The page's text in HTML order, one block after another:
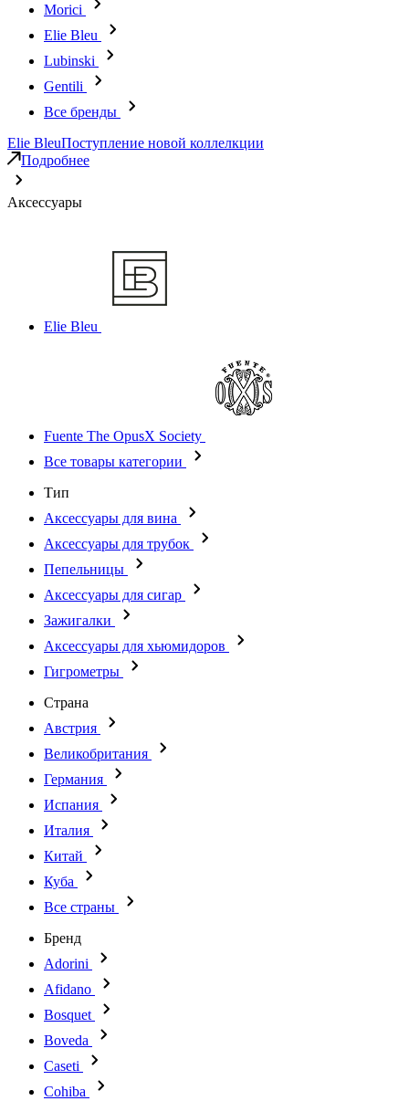
Morici
Elie Bleu
Lubinski
Gentili
Все бренды
Elie BleuПоступление новой коллелкции
Подробнее
Аксессуары
Elie Bleu
Fuente The OpusX Society
Все товары категории
Тип
Аксессуары для вина
Аксессуары для трубок
Пепельницы
Аксессуары для сигар
Зажигалки
Аксессуары для хьюмидоров
Гигрометры
Страна
Австрия
Великобритания
Германия
Испания
Италия
Китай
Куба
Все страны
Бренд
Adorini
Afidano
Bosquet
Boveda
Caseti
Cohiba